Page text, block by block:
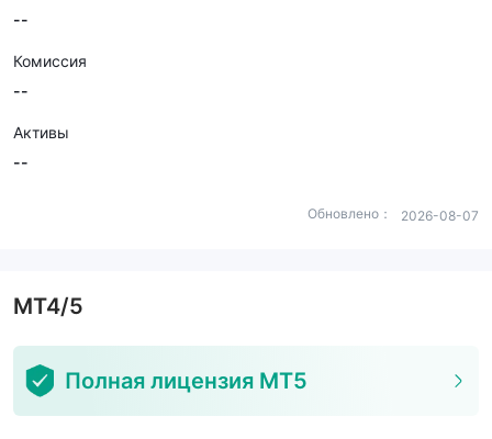
--
Комиссия
--
Активы
--
Обновлено： 2026-08-07
MT4/5
Полная лицензия MT5